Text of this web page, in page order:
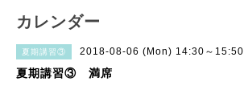
カレンダー
夏期講習③ 2018-08-06 (Mon) 14:30～15:50
夏期講習③ 満席